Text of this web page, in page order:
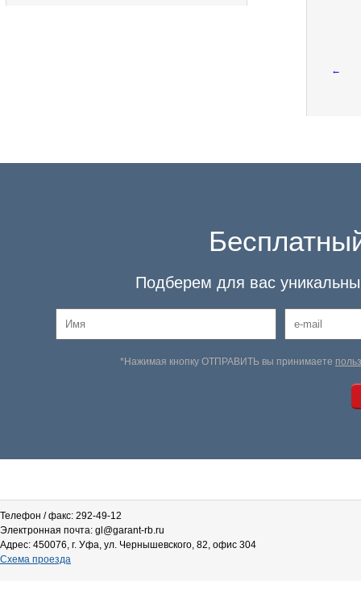
←
Подберем для вас
*Нажимая кнопку ОТПРАВИТЬ вы принимаете
Телефон / факс: 292-49-12
Электронная почта: gl@garant-rb.ru
Адрес: 450076, г. Уфа, ул. Чернышевского, 82, офис 304
Схема проезда